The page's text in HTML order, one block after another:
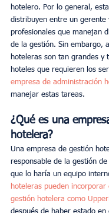
hotelero. Por lo general,
distribuyen entre un gerente
profesionales que manejan
de la gestión. Sin embargo,
hoteleras son tan grandes y
hoteles que requieren los
empresa de administración
manejar estas tareas.
¿Qué es una
hotelera?
Una empresa de gestión
responsable de la gestión
que lo haría un equipo
hoteleras pueden incorporar
gestión hotelera como